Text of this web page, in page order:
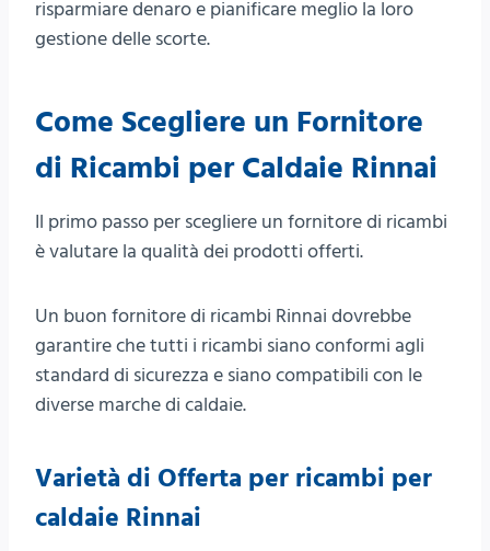
risparmiare denaro e pianificare meglio la loro
gestione delle scorte.
Come Scegliere un Fornitore
di Ricambi per Caldaie Rinnai
Il primo passo per scegliere un fornitore di ricambi
è valutare la qualità dei prodotti offerti.
Un buon fornitore di ricambi Rinnai dovrebbe
garantire che tutti i ricambi siano conformi agli
standard di sicurezza e siano compatibili con le
diverse marche di caldaie.
Varietà di Offerta per ricambi per
caldaie Rinnai